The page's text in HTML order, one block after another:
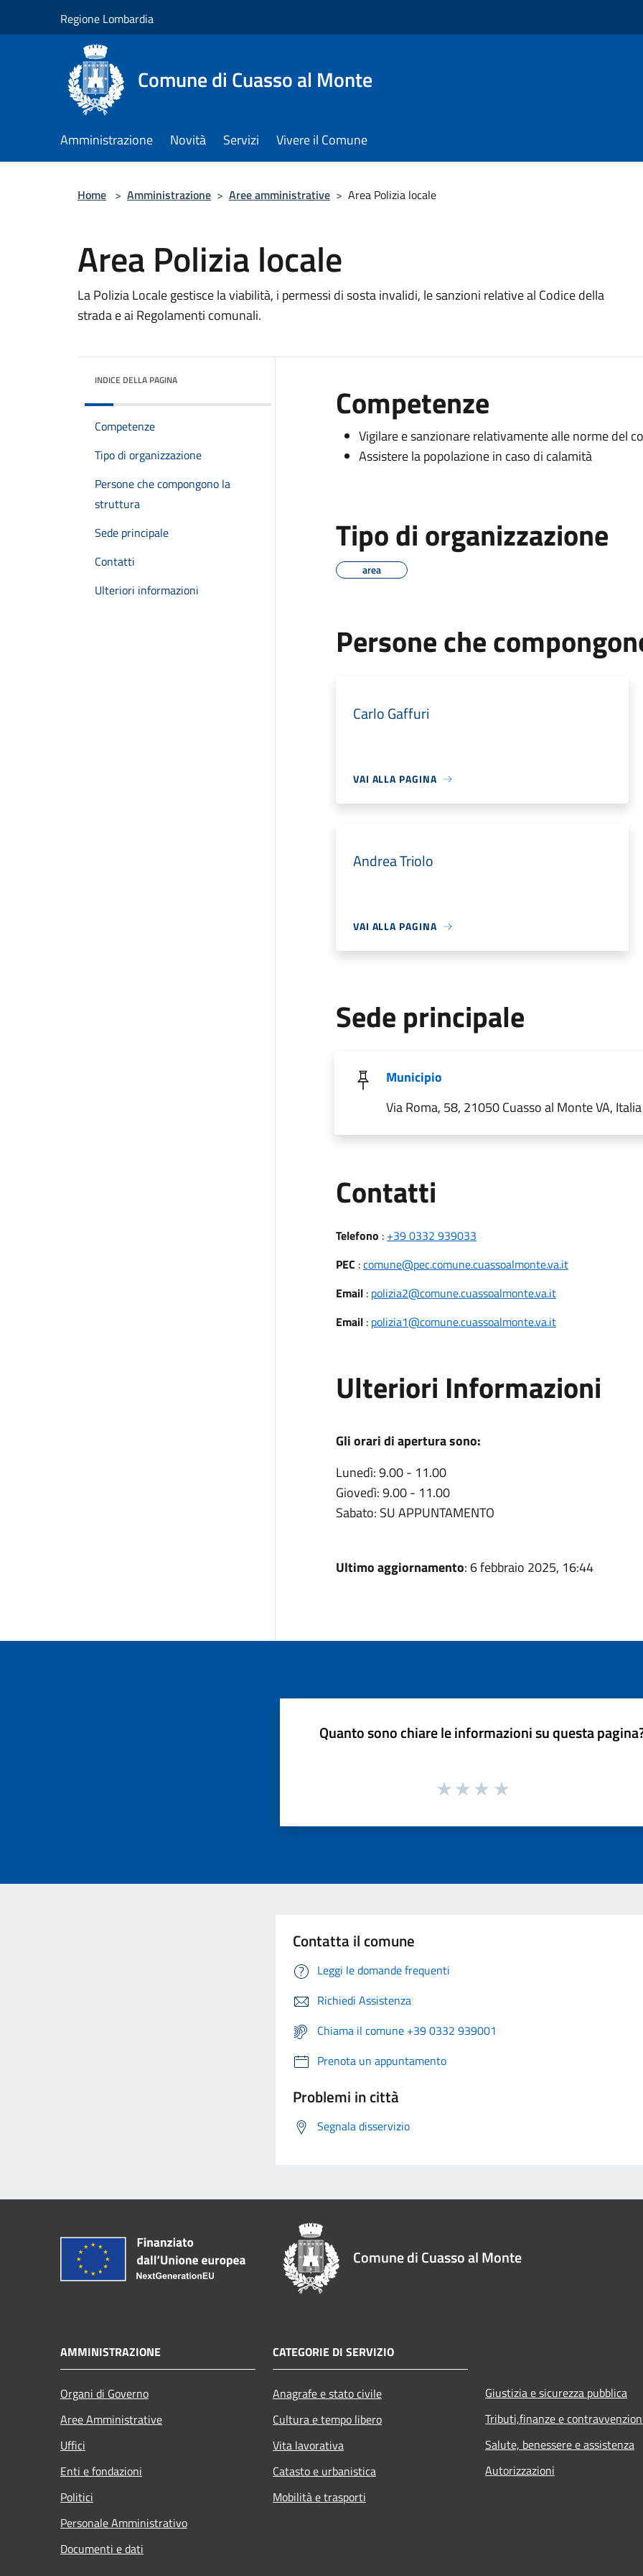
Regione Lombardia
Comune di Cuasso al Monte
Amministrazione Novità Servizi Vivere il Comune
Home > Amministrazione > Aree amministrative > Area Polizia locale
Area Polizia locale
La Polizia Locale gestisce la viabilità, i permessi di sosta invalidi, le sanzioni relative al Codice della
strada e ai Regolamenti comunali.
INDICE DELLA PAGINA
Competenze
Tipo di organizzazione
Persone che compongono la
struttura
Sede principale
Contatti
Ulteriori informazioni
Competenze
Vigilare e sanzionare relativamente alle norme del
Assistere la popolazione in caso di calamità
Tipo di organizzazione
area
Persone che
Carlo Gaffuri
VAI ALLA PAGINA
Andrea Triolo
VAI ALLA PAGINA
Sede principale
Municipio
Via Roma, 58, 21050 Cuasso al Monte VA, Italia
Contatti
Telefono : +39 0332 939033
PEC :comune@pec.comune.cuassoalmonte.va.it
Email: polizia2@comune.cuassoalmonte.va.it
Email: polizia1@comune.cuassoalmonte.va.it
Ulteriori Informazioni
Gli orari di apertura sono:
Lunedì: 9.00 - 11.00
Giovedì: 9.00 - 11.00
Sabato: SU APPUNTAMENTO
Ultimo aggiornamento: 6 febbraio 2025, 16:44
Quanto sono chiare le informazioni su questa
Contatta il comune
Leggi le domande frequenti
Richiedi Assistenza
Chiama il comune +39 0332 939001
Prenota un appuntamento
Problemi in città
Segnala disservizio
Comune di Cuasso al Monte
AMMINISTRAZIONE
Organi di Governo
Aree Amministrative
Uffici
Enti e fondazioni
Politici
Personale Amministrativo
Documenti e dati
CATEGORIE DI SERVIZIO
Anagrafe e stato civile
Cultura e tempo libero
Vita lavorativa
Catasto e urbanistica
Mobilità e trasporti
Giustizia e sicurezza pubblica
Tributi,finanze e
Salute, benessere e assistenza
Autorizzazioni